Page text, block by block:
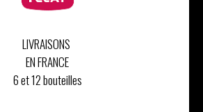
LIVRAISONS
EN FRANCE
6 et 12 bouteilles